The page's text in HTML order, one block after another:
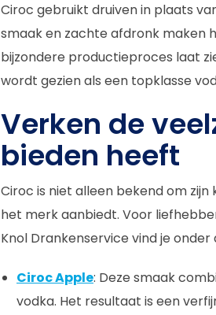
Ciroc gebruikt druiven in plaats
smaak en zachte afdronk maken
bijzondere productieproces laat
wordt gezien als een topklasse
Verken de
bieden heeft
Ciroc is niet alleen bekend om zijn
het merk aanbiedt. Voor
Knol Drankenservice vind je
Ciroc Apple: Deze smaak
vodka. Het resultaat is een